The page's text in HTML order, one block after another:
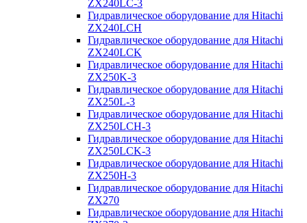
ZX240LC-3
Гидравлическое оборудование для Hitachi
ZX240LCH
Гидравлическое оборудование для Hitachi
ZX240LCK
Гидравлическое оборудование для Hitachi
ZX250K-3
Гидравлическое оборудование для Hitachi
ZX250L-3
Гидравлическое оборудование для Hitachi
ZX250LCH-3
Гидравлическое оборудование для Hitachi
ZX250LCK-3
Гидравлическое оборудование для Hitachi
ZX250Н-3
Гидравлическое оборудование для Hitachi
ZX270
Гидравлическое оборудование для Hitachi